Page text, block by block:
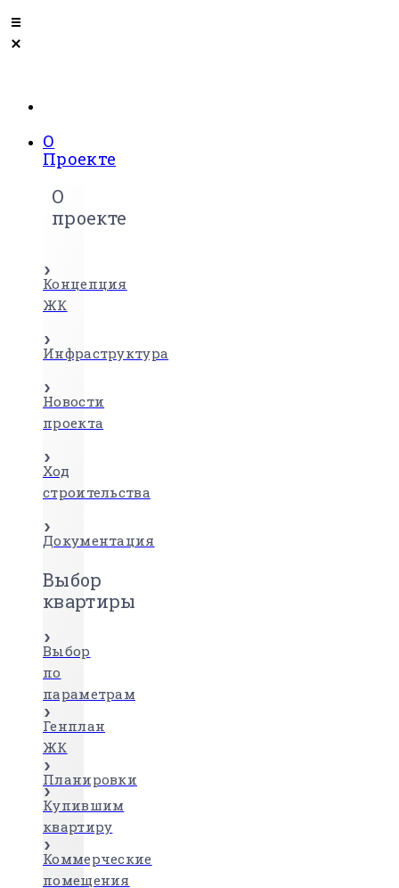
О
Проекте
О
проекте
Концепция
ЖК
Инфраструктура
Новости
проекта
Ход
строительства
Документация
Выбор
квартиры
Выбор
по
параметрам
Генплан
ЖК
Планировки
Купившим
квартиру
Коммерческие
помещения